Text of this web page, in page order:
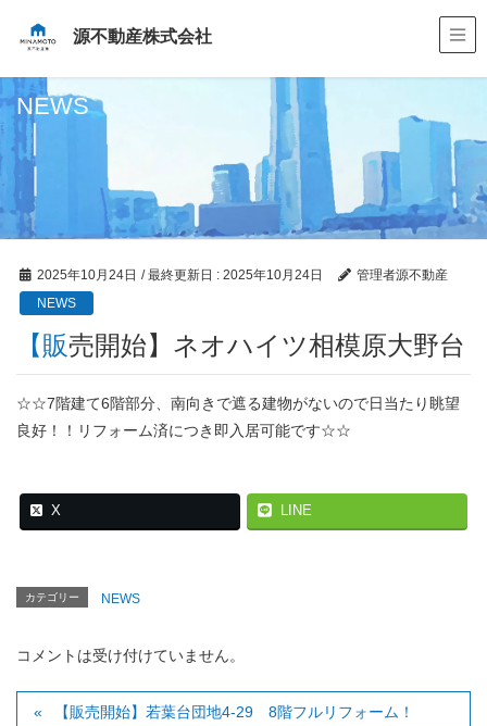
源不動産株式会社
NEWS
2025年10月24日 / 最終更新日 : 2025年10月24日
管理者源不動産
NEWS
【販売開始】ネオハイツ相模原大野台
☆☆7階建て6階部分、南向きで遮る建物がないので日当たり眺望
良好！！リフォーム済につき即入居可能です☆☆
X LINE
カテゴリー NEWS
コメントは受け付けていません。
【販売開始】若葉台団地4-29 8階フルリフォーム！